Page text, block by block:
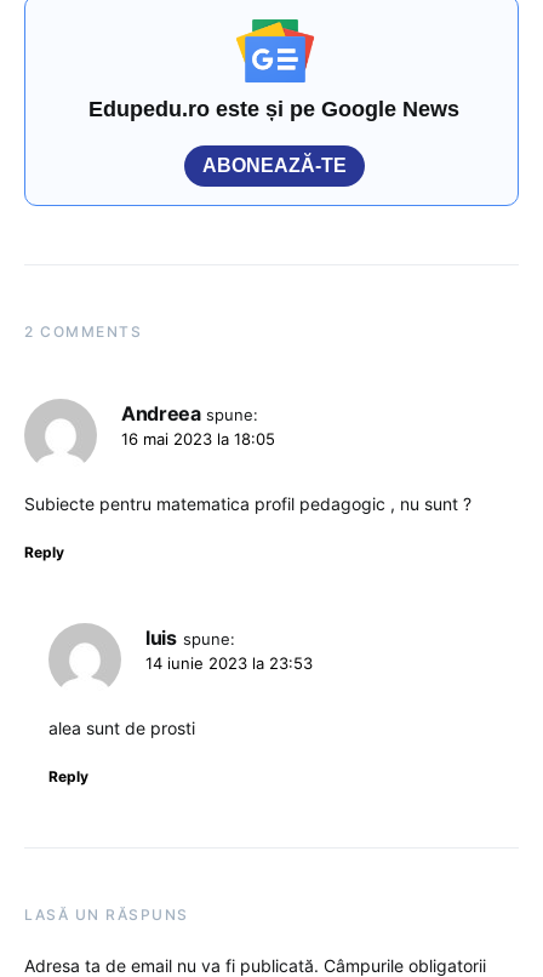
Edupedu.ro este și pe Google News
ABONEAZĂ-TE
2 COMMENTS
Andreea spune:
16 mai 2023 la 18:05
Subiecte pentru matematica profil pedagogic , nu sunt ?
Reply
luis spune:
14 iunie 2023 la 23:53
alea sunt de prosti
Reply
LASĂ UN RĂSPUNS
Adresa ta de email nu va fi publicată. Câmpurile obligatorii